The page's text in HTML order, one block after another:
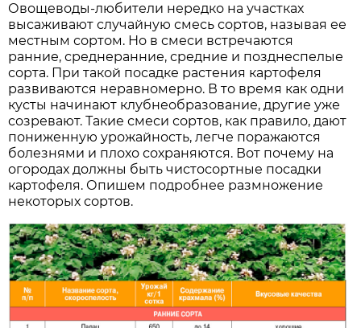
Овощеводы-любители нередко на участках
высаживают случайную смесь сортов, называя ее
местным сортом. Но в смеси встречаются
ранние, среднеранние, средние и позднеспелые
сорта. При такой посадке растения картофеля
развиваются неравномерно. В то время как одни
кусты начинают клубнеобразование, другие уже
созревают. Такие смеси сортов, как правило, дают
пониженную урожайность, легче поражаются
болезнями и плохо сохраняются. Вот почему на
огородах должны быть чистосортные посадки
картофеля. Опишем подробнее размножение
некоторых сортов.